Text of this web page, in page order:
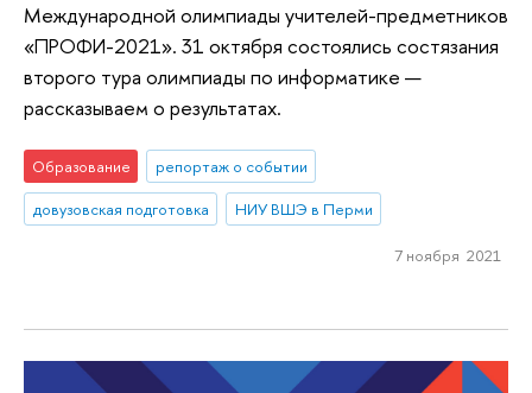
Международной олимпиады учителей-предметников
«ПРОФИ-2021». 31 октября состоялись состязания
второго тура олимпиады по информатике —
рассказываем о результатах.
Образование
репортаж о событии
довузовская подготовка
НИУ ВШЭ в Перми
7 ноября 2021